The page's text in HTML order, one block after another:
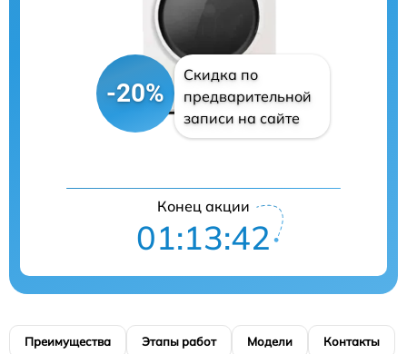
-20%
Скидка по
предварительной
записи на сайте
Конец акции
01:13:41
Преимущества Этапы работ Модели Контакты